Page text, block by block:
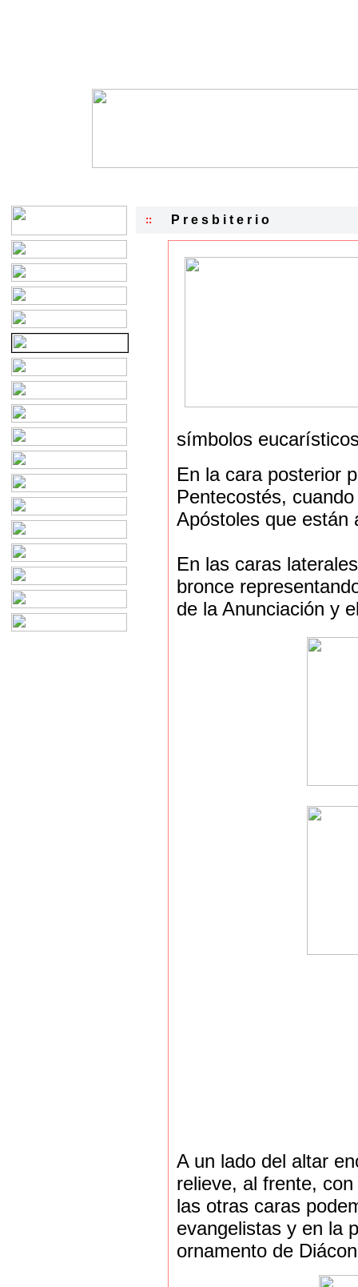
:: P r e s b i t e r i o
símbolos
En la cara posterior
Pentecostés,
Apóstoles que están
En las caras
bronce
de la Anunciación y
A un lado del altar
relieve, al frente,
las otras caras
evangelistas y en la
ornamento de